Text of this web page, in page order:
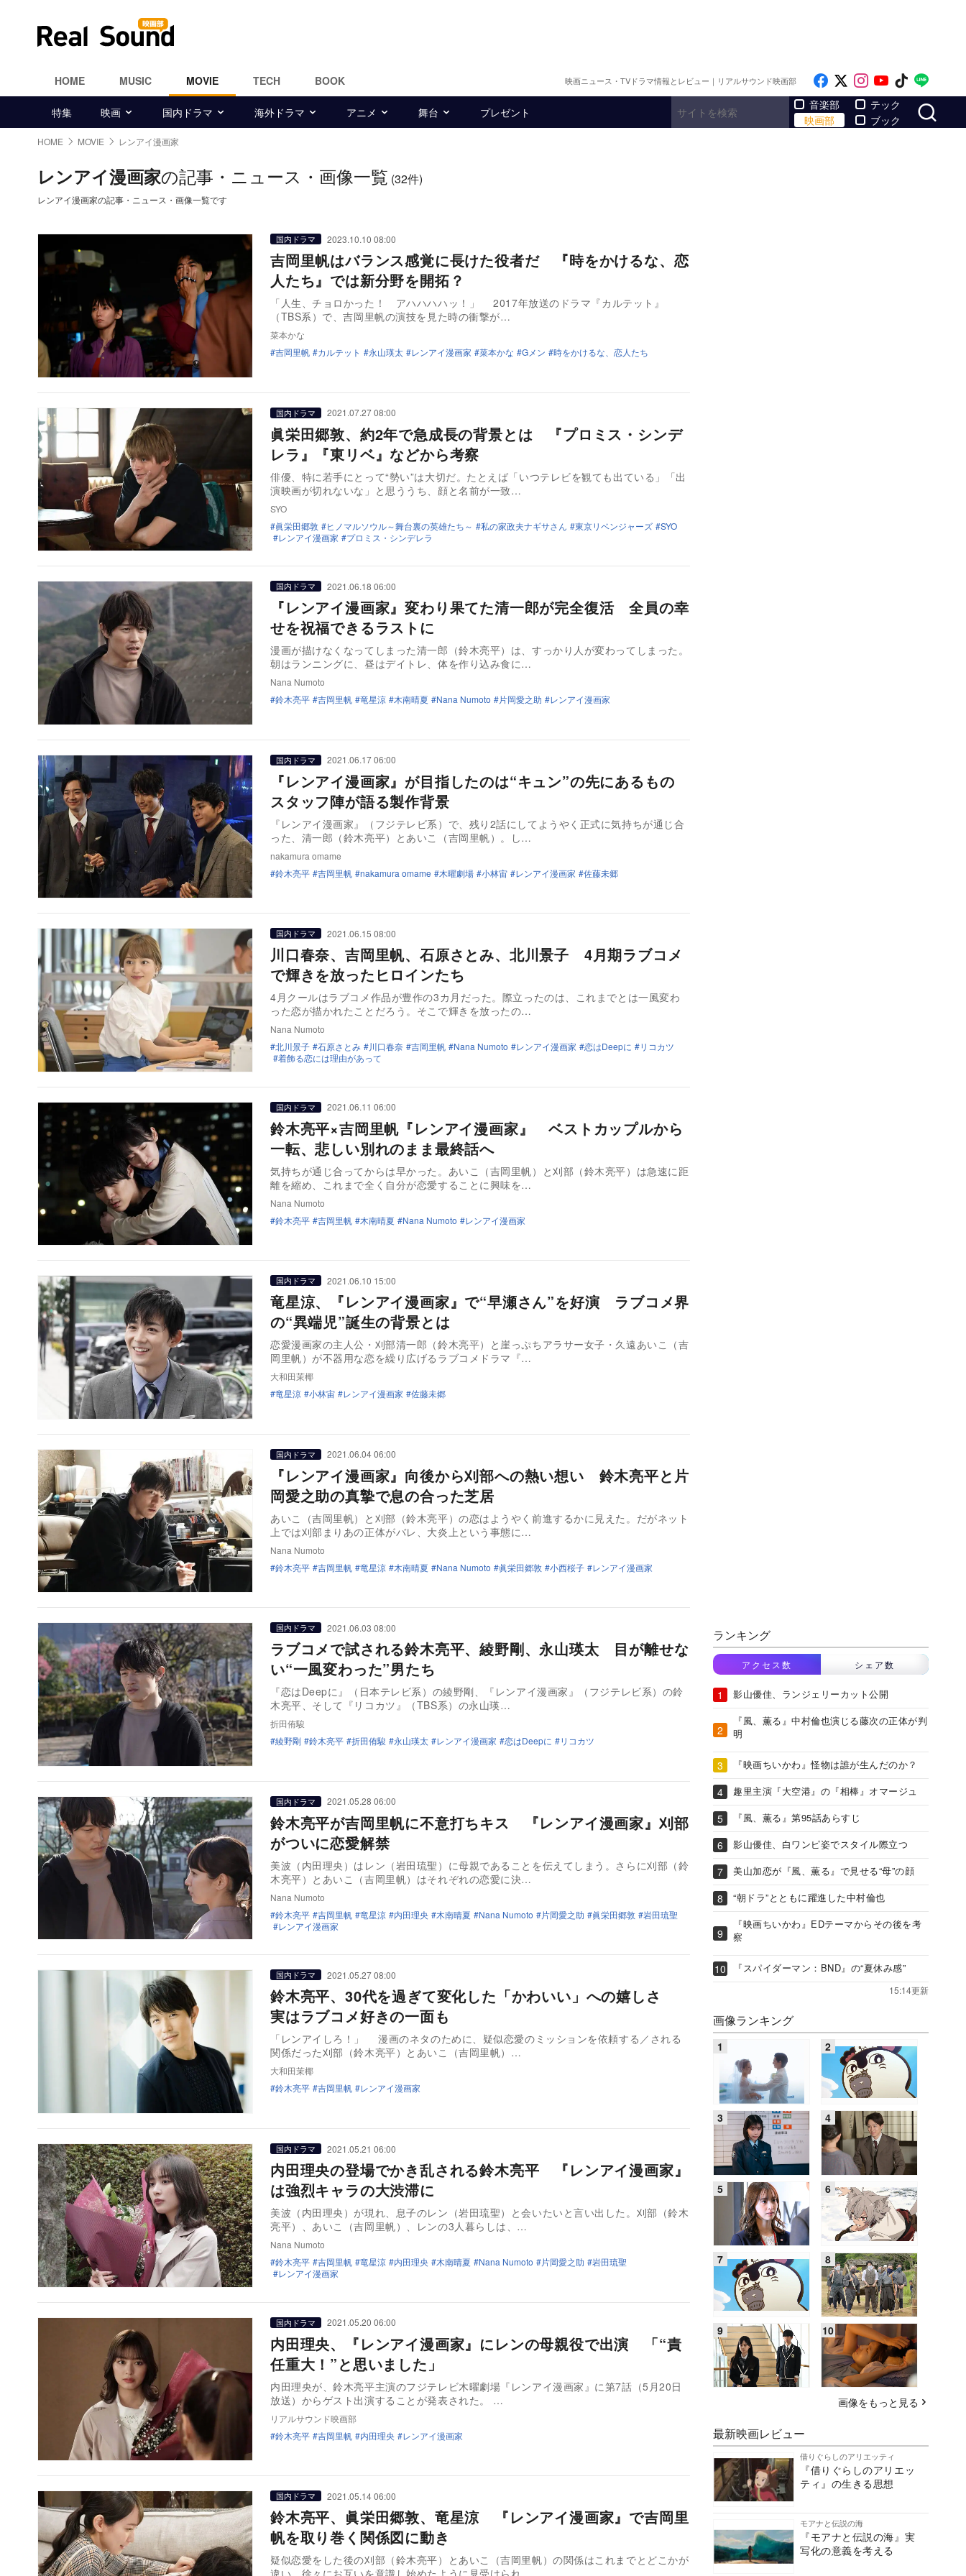
HOME MUSIC MOVIE TECH BOOK 映画ニュース・TVドラマ情報とレビュー｜リアルサウンド映画部 Like on Facebook
Follow on x
Follow on
Follow on
Follow
特集 映画 国内ドラマ 海外ドラマ アニメ 舞台 プレゼント
音楽部
映画部
テック
ブック
HOME MOVIE レンアイ漫画家
レンアイ漫画家の記事・ニュース・画像一覧 (32件)
レンアイ漫画家の記事・ニュース・画像一覧です
国内ドラマ 2023.10.10 08:00
吉岡里帆はバランス感覚に長けた役者だ 『時をかけるな、恋
人たち』では新分野を開拓？
「人生、チョロかった！ アハハハハッ！」 2017年放送のドラマ『カルテット』
（TBS系）で、吉岡里帆の演技を見た時の衝撃が…
菜本かな
吉岡里帆
カルテット 永山瑛太 レンアイ漫画家 菜本かな Gメン 時をかけるな、恋人たち
国内ドラマ 2021.07.27 08:00
眞栄田郷敦、約2年で急成長の背景とは 『プロミス・シンデ
レラ』『東リベ』などから考察
俳優、特に若手にとって“勢い”は大切だ。たとえば「いつテレビを観ても出ている」「出
演映画が切れないな」と思ううち、顔と名前が一致…
SYO
眞栄田郷敦
ヒノマルソウル～舞台裏の英雄たち～ 私の家政夫ナギサさん 東京リベンジャーズ
SYO
レンアイ漫画家
プロミス・シンデレラ
国内ドラマ 2021.06.18 06:00
『レンアイ漫画家』変わり果てた清一郎が完全復活 全員の幸
せを祝福できるラストに
漫画が描けなくなってしまった清一郎（鈴木亮平）は、すっかり人が変わってしまった。
朝はランニングに、昼はデイトレ、体を作り込み食に…
Nana Numoto
鈴木亮平
吉岡里帆 竜星涼 木南晴夏 Nana Numoto 片岡愛之助 レンアイ漫画家
国内ドラマ 2021.06.17 06:00
『レンアイ漫画家』が目指したのは“キュン”の先にあるもの
スタッフ陣が語る製作背景
『レンアイ漫画家』（フジテレビ系）で、残り2話にしてようやく正式に気持ちが通じ合
った、清一郎（鈴木亮平）とあいこ（吉岡里帆）。し…
nakamura omame
鈴木亮平
吉岡里帆 nakamura omame 木曜劇場 小林宙 レンアイ漫画家 佐藤未郷
国内ドラマ 2021.06.15 08:00
川口春奈、吉岡里帆、石原さとみ、北川景子 4月期ラブコメ
で輝きを放ったヒロインたち
4月クールはラブコメ作品が豊作の3カ月だった。際立ったのは、これまでとは一風変わ
った恋が描かれたことだろう。そこで輝きを放ったの…
Nana Numoto
北川景子
石原さとみ 川口春奈 吉岡里帆 Nana Numoto レンアイ漫画家 恋はDeepに
リコカツ
着飾る恋には理由があって
国内ドラマ 2021.06.11 06:00
鈴木亮平×吉岡里帆『レンアイ漫画家』 ベストカップルから
一転、悲しい別れのまま最終話へ
気持ちが通じ合ってからは早かった。あいこ（吉岡里帆）と刈部（鈴木亮平）は急速に距
離を縮め、これまで全く自分が恋愛することに興味を…
Nana Numoto
鈴木亮平
吉岡里帆 木南晴夏 Nana Numoto レンアイ漫画家
国内ドラマ 2021.06.10 15:00
竜星涼、『レンアイ漫画家』で“早瀬さん”を好演 ラブコメ界
の“異端児”誕生の背景とは
恋愛漫画家の主人公・刈部清一郎（鈴木亮平）と崖っぷちアラサー女子・久遠あいこ（吉
岡里帆）が不器用な恋を繰り広げるラブコメドラマ『…
大和田茉椰
竜星涼
小林宙 レンアイ漫画家 佐藤未郷
国内ドラマ 2021.06.04 06:00
『レンアイ漫画家』向後から刈部への熱い想い 鈴木亮平と片
岡愛之助の真摯で息の合った芝居
あいこ（吉岡里帆）と刈部（鈴木亮平）の恋はようやく前進するかに見えた。だがネット
上では刈部まりあの正体がバレ、大炎上という事態に…
Nana Numoto
鈴木亮平
吉岡里帆 竜星涼 木南晴夏 Nana Numoto 眞栄田郷敦 小西桜子 レンアイ漫画家
国内ドラマ 2021.06.03 08:00
ラブコメで試される鈴木亮平、綾野剛、永山瑛太 目が離せな
い“一風変わった”男たち
『恋はDeepに』（日本テレビ系）の綾野剛、『レンアイ漫画家』（フジテレビ系）の鈴
木亮平、そして『リコカツ』（TBS系）の永山瑛…
折田侑駿
綾野剛
鈴木亮平 折田侑駿 永山瑛太 レンアイ漫画家 恋はDeepに リコカツ
国内ドラマ 2021.05.28 06:00
鈴木亮平が吉岡里帆に不意打ちキス 『レンアイ漫画家』刈部
がついに恋愛解禁
美波（内田理央）はレン（岩田琉聖）に母親であることを伝えてしまう。さらに刈部（鈴
木亮平）とあいこ（吉岡里帆）はそれぞれの恋愛に決…
Nana Numoto
鈴木亮平
吉岡里帆 竜星涼 内田理央 木南晴夏 Nana Numoto 片岡愛之助 眞栄田郷敦
岩田琉聖
レンアイ漫画家
国内ドラマ 2021.05.27 08:00
鈴木亮平、30代を過ぎて変化した「かわいい」への嬉しさ
実はラブコメ好きの一面も
「レンアイしろ！」 漫画のネタのために、疑似恋愛のミッションを依頼する／される
関係だった刈部（鈴木亮平）とあいこ（吉岡里帆）…
大和田茉椰
鈴木亮平
吉岡里帆 レンアイ漫画家
国内ドラマ 2021.05.21 06:00
内田理央の登場でかき乱される鈴木亮平 『レンアイ漫画家』
は強烈キャラの大渋滞に
美波（内田理央）が現れ、息子のレン（岩田琉聖）と会いたいと言い出した。刈部（鈴木
亮平）、あいこ（吉岡里帆）、レンの3人暮らしは、…
Nana Numoto
鈴木亮平
吉岡里帆 竜星涼 内田理央 木南晴夏 Nana Numoto 片岡愛之助
岩田琉聖
レンアイ漫画家
国内ドラマ 2021.05.20 06:00
内田理央、『レンアイ漫画家』にレンの母親役で出演 「“責
任重大！”と思いました」
内田理央が、鈴木亮平主演のフジテレビ木曜劇場『レンアイ漫画家』に第7話（5月20日
放送）からゲスト出演することが発表された。 …
リアルサウンド映画部
鈴木亮平
吉岡里帆 内田理央 レンアイ漫画家
国内ドラマ 2021.05.14 06:00
鈴木亮平、眞栄田郷敦、竜星涼 『レンアイ漫画家』で吉岡里
帆を取り巻く関係図に動き
疑似恋愛をした後の刈部（鈴木亮平）とあいこ（吉岡里帆）の関係はこれまでとどこかが
ランキング
アクセス数 シェア数
影山優佳、ランジェリーカット公開
『風、薫る』中村倫也演じる藤次の正体が判
明
『映画ちいかわ』怪物は誰が生んだのか？
趣里主演『大空港』の『相棒』オマージュ
『風、薫る』第95話あらすじ
影山優佳、白ワンピ姿でスタイル際立つ
美山加恋が『風、薫る』で見せる“母”の顔
“朝ドラ”とともに躍進した中村倫也
『映画ちいかわ』EDテーマからその後を考
察
『スパイダーマン：BND』の“夏休み感”
15:14更新
画像ランキング
画像をもっと見る
最新映画レビュー
借りぐらしのアリエッティ
『借りぐらしのアリエッ
ティ』の生きる思想
モアナと伝説の海
『モアナと伝説の海』実
写化の意義を考える